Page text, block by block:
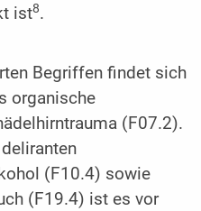
ist8.
Begriffen findet sich
organische
(F07.2).
(F10.4) sowie
(F19.4) ist es vor